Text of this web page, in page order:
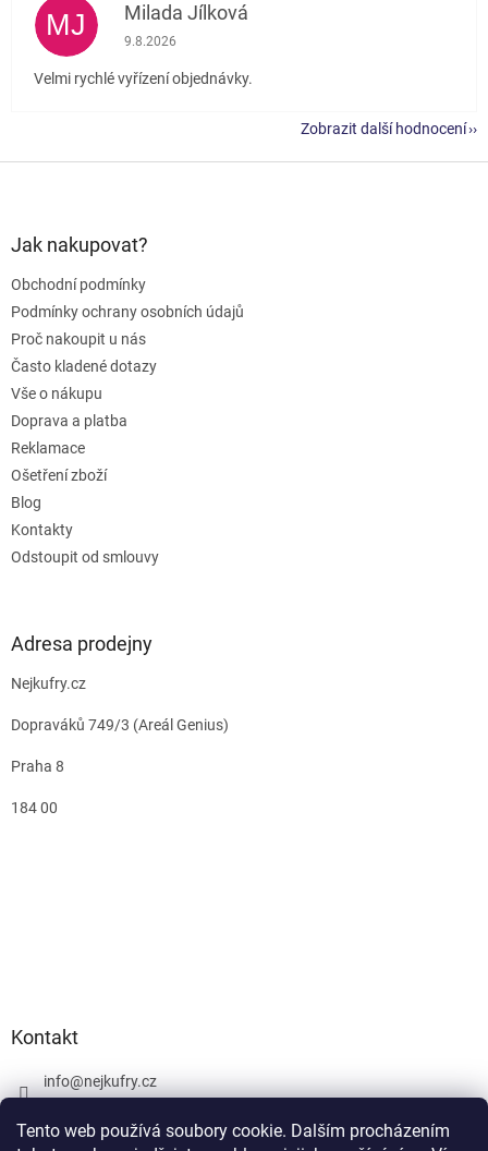
Tento web používá soubory cookie. Dalším procházením
MJ Milada Jílková
Hodnocení obchodu je 5 z 5 hvězdiček.
9.8.2026
Velmi rychlé vyřízení objednávky.
Zobrazit další hodnocení
Jak nakupovat?
Obchodní podmínky
Podmínky ochrany osobních údajů
Proč nakoupit u nás
Často kladené dotazy
Vše o nákupu
Doprava a platba
Reklamace
Ošetření zboží
Blog
Kontakty
Odstoupit od smlouvy
Adresa prodejny
Nejkufry.cz
Dopraváků 749/3 (Areál Genius)
Praha 8
184 00
Kontakt
info@nejkufry.cz
Facebook